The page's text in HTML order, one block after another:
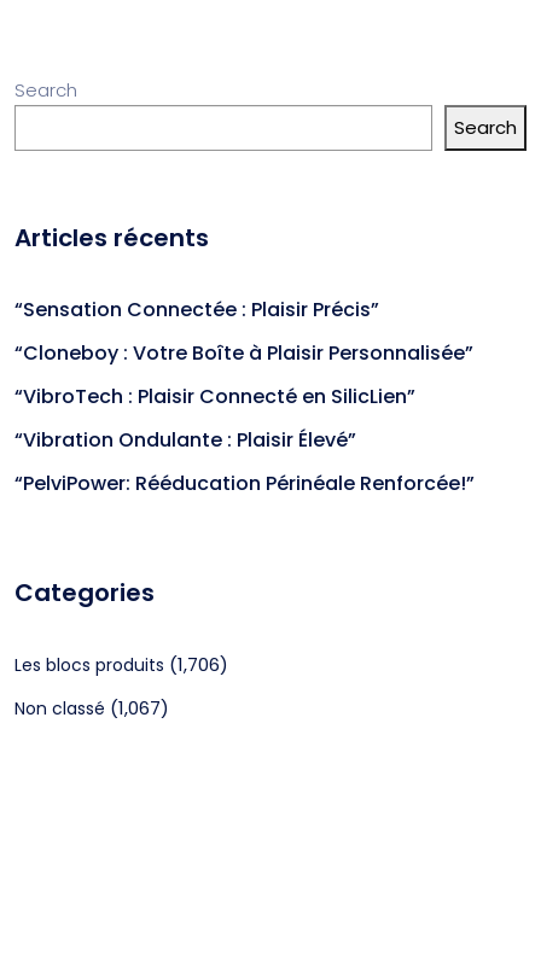
Search
Search
Articles récents
“Sensation Connectée : Plaisir Précis”
“Cloneboy : Votre Boîte à Plaisir Personnalisée”
“VibroTech : Plaisir Connecté en SilicLien”
“Vibration Ondulante : Plaisir Élevé”
“PelviPower: Rééducation Périnéale Renforcée!”
Categories
Les blocs produits (1,706)
Non classé (1,067)